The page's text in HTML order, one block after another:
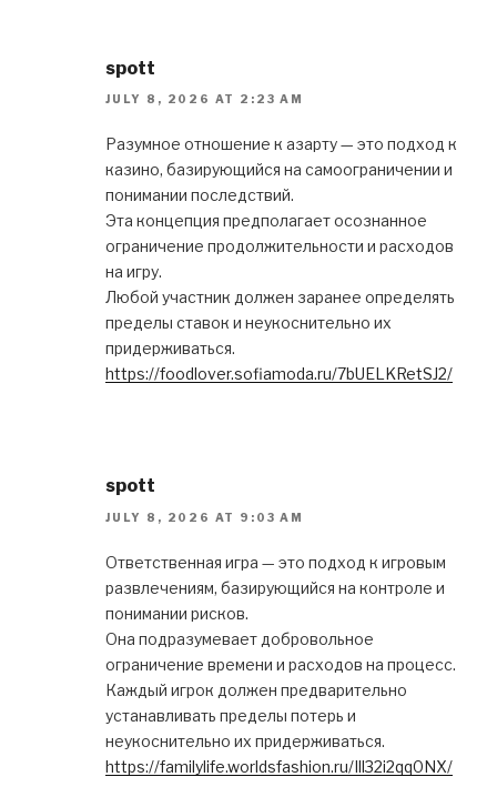
spott
JULY 8, 2026 AT 2:23 AM
Разумное отношение к азарту — это подход к
казино, базирующийся на самоограничении и
понимании последствий.
Эта концепция предполагает осознанное
ограничение продолжительности и расходов
на игру.
Любой участник должен заранее определять
пределы ставок и неукоснительно их
придерживаться.
https://foodlover.sofiamoda.ru/7bUELKRetSJ2/
spott
JULY 8, 2026 AT 9:03 AM
Ответственная игра — это подход к игровым
развлечениям, базирующийся на контроле и
понимании рисков.
Она подразумевает добровольное
ограничение времени и расходов на процесс.
Каждый игрок должен предварительно
устанавливать пределы потерь и
неукоснительно их придерживаться.
https://familylife.worldsfashion.ru/Ill32i2qq0NX/